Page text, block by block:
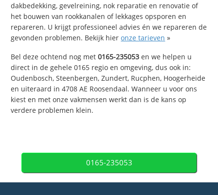
dakbedekking, gevelreining, nok reparatie en renovatie of
het bouwen van rookkanalen of lekkages opsporen en
repareren. U krijgt professioneel advies én we repareren de
gevonden problemen. Bekijk hieronze tarieven »
Bel deze ochtend nog met0165-235053 en we helpen u
direct in de gehele 0165 regio en omgeving, dus ook in:
Oudenbosch, Steenbergen, Zundert, Rucphen, Hoogerheide
en uiteraard in 4708 AE Roosendaal. Wanneer u voor ons
kiest en met onze vakmensen werkt dan is de kans op
verdere problemen klein.
0165-235053